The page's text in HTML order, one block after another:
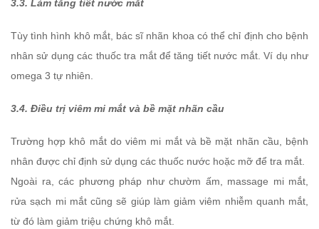
3.3. Làm tăng tiết nước mắt
Tùy tình hình khô mắt, bác sĩ nhãn khoa có thể chỉ định cho bệnh
nhân sử dụng các thuốc tra mắt để tăng tiết nước mắt. Ví dụ như
omega 3 tự nhiên.
3.4. Điều trị viêm mi mắt và bề mặt nhãn cầu
Trường hợp khô mắt do viêm mi mắt và bề mặt nhãn cầu, bệnh
nhân được chỉ định sử dụng các thuốc nước hoặc mỡ để tra mắt.
Ngoài ra, các phương pháp như chườm ấm, massage mi mắt,
rửa sạch mi mắt cũng sẽ giúp làm giảm viêm nhiễm quanh mắt,
từ đó làm giảm triệu chứng khô mắt.